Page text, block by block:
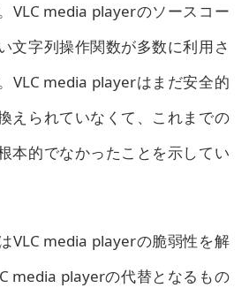
VLC media playerのソースコー
文字列操作関数が多数に利用さ
VLC media playerはまだ安全的
えられていなくて、これまでの
本的でなかったことを示してい
VLC media playerの脆弱性を解
media playerの代替となるもの